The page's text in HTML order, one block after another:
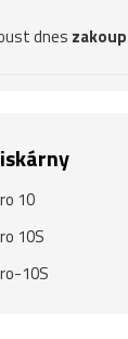
dnes
10
10S
10S